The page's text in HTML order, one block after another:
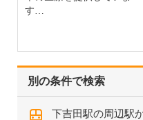
別の条件で検索
下吉田駅の周辺駅
す…